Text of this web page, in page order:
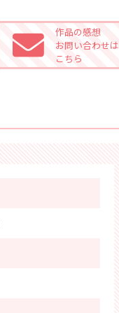
作品の感想
お問い合わせは
こちら